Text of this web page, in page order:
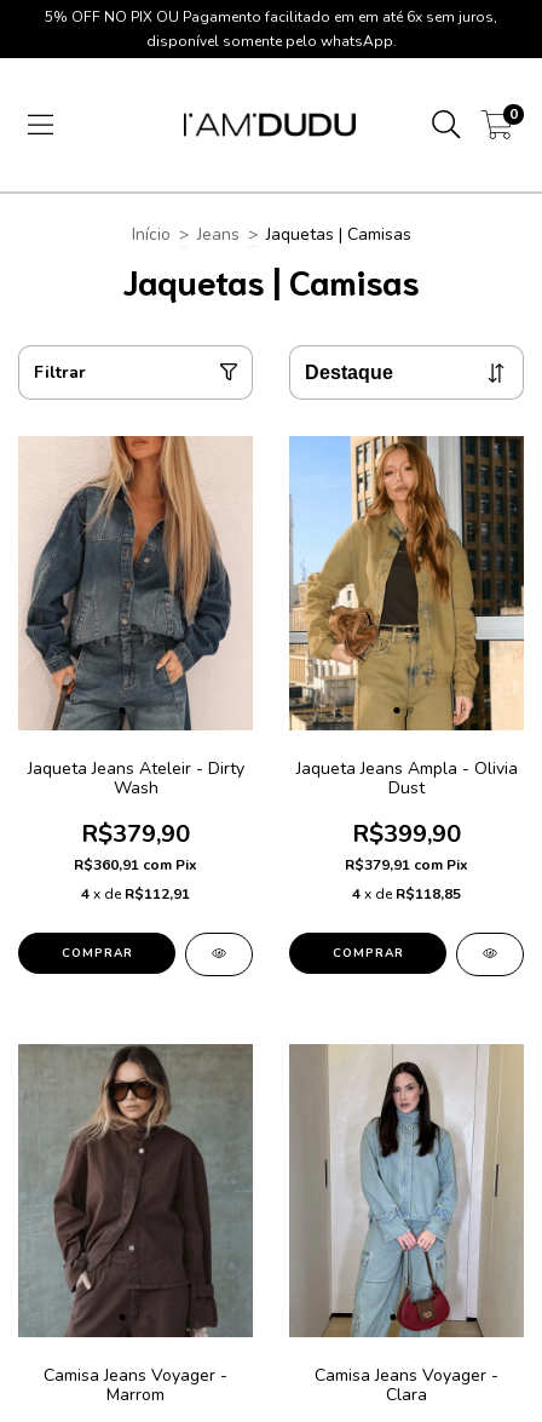
5% OFF NO PIX OU Pagamento facilitado em em até 6x sem juros,
disponível somente pelo whatsApp.
0
Início > Jeans > Jaquetas | Camisas
Jaquetas | Camisas
Filtrar
Jaqueta Jeans Ateleir - Dirty
Wash
R$379,90
R$360,91 com Pix
4x deR$112,91
COMPRAR
Jaqueta Jeans Ampla - Olivia
Dust
R$399,90
R$379,91 com Pix
4x deR$118,85
COMPRAR
Camisa Jeans Voyager -
Marrom
Camisa Jeans Voyager -
Clara